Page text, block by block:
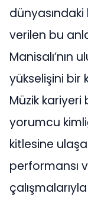
dünyasındaki
verilen bu
Manisalı’nın
yükselişini bir
Müzik
yorumcu
kitlesine
performansı